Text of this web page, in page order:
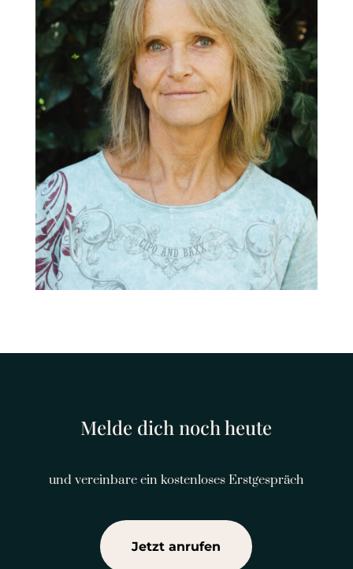
Melde dich noch heute
und vereinbare ein kostenloses Erstgespräch
Jetzt anrufen